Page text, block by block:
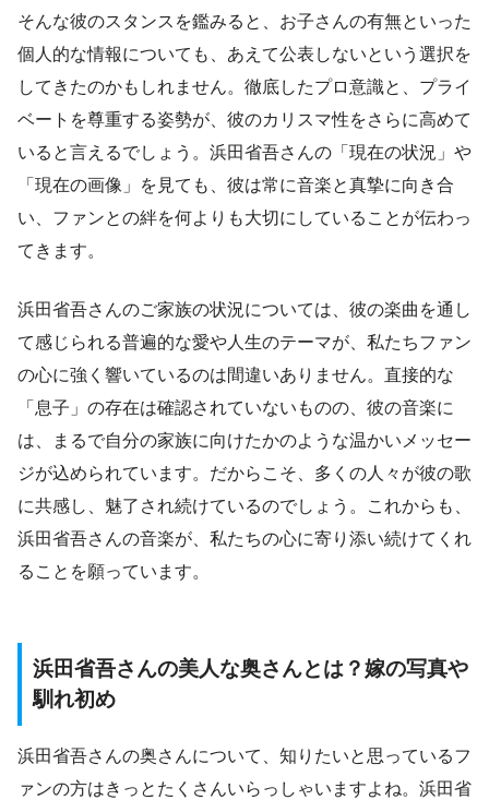
そんな彼のスタンスを鑑みると、お子さんの有無といった
個人的な情報についても、あえて公表しないという選択を
してきたのかもしれません。徹底したプロ意識と、プライ
ベートを尊重する姿勢が、彼のカリスマ性をさらに高めて
いると言えるでしょう。浜田省吾さんの「現在の状況」や
「現在の画像」を見ても、彼は常に音楽と真摯に向き合
い、ファンとの絆を何よりも大切にしていることが伝わっ
てきます。
浜田省吾さんのご家族の状況については、彼の楽曲を通し
て感じられる普遍的な愛や人生のテーマが、私たちファン
の心に強く響いているのは間違いありません。直接的な
「息子」の存在は確認されていないものの、彼の音楽に
は、まるで自分の家族に向けたかのような温かいメッセー
ジが込められています。だからこそ、多くの人々が彼の歌
に共感し、魅了され続けているのでしょう。これからも、
浜田省吾さんの音楽が、私たちの心に寄り添い続けてくれ
ることを願っています。
浜田省吾さんの美人な奥さんとは？嫁の写真や
馴れ初め
浜田省吾さんの奥さんについて、知りたいと思っているフ
ァンの方はきっとたくさんいらっしゃいますよね。浜田省